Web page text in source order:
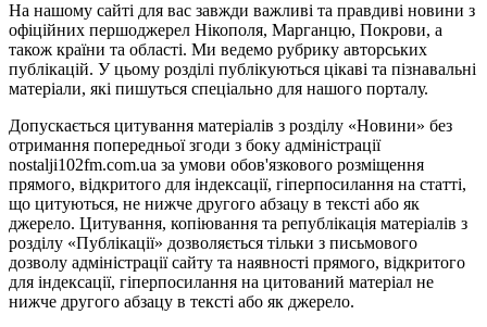
На нашому сайті для вас завжди важливі та правдиві новини з
офіційних першоджерел Нікополя, Марганцю, Покрови, а
також країни та області. Ми ведемо рубрику авторських
публікацій. У цьому розділі публікуються цікаві та пізнавальні
матеріали, які пишуться спеціально для нашого порталу.
Допускається цитування матеріалів з розділу «Новини» без
отримання попередньої згоди з боку адміністрації
nostalji102fm.com.ua за умови обов'язкового розміщення
прямого, відкритого для індексації, гіперпосилання на статті,
що цитуються, не нижче другого абзацу в тексті або як
джерело. Цитування, копіювання та републікація матеріалів з
розділу «Публікації» дозволяється тільки з письмового
дозволу адміністрації сайту та наявності прямого, відкритого
для індексації, гіперпосилання на цитований матеріал не
нижче другого абзацу в тексті або як джерело.